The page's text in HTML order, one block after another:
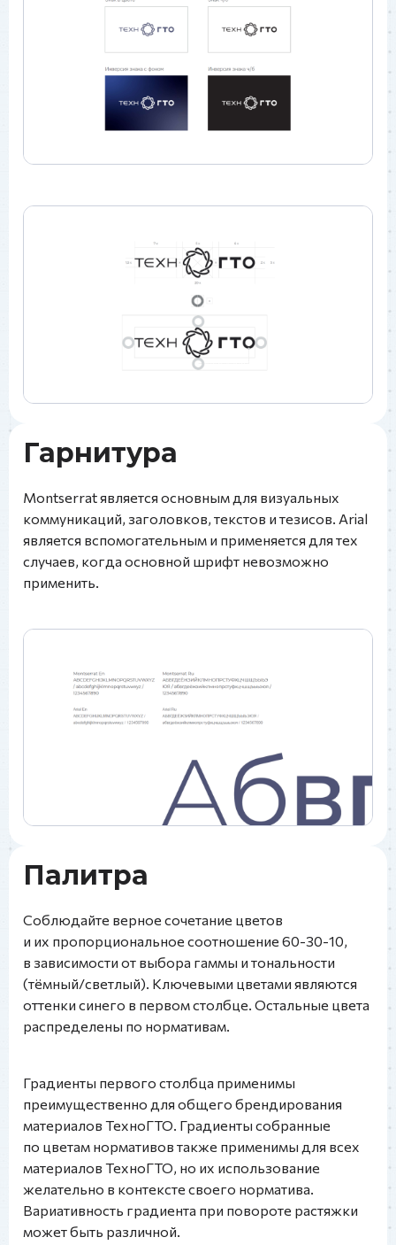
Гарнитура
Montserrat является основным для визуальных
коммуникаций, заголовков, текстов и тезисов. Arial
является вспомогательным и применяется для тех
случаев, когда основной шрифт невозможно
применить.
Палитра
Соблюдайте верное сочетание цветов
и их пропорциональное соотношение 60-30-10,
в зависимости от выбора гаммы и тональности
(тёмный/светлый). Ключевыми цветами являются
оттенки синего в первом столбце. Остальные цвета
распределены по нормативам.
Градиенты первого столбца применимы
преимущественно для общего брендирования
материалов ТехноГТО. Градиенты собранные
по цветам нормативов также применимы для всех
материалов ТехноГТО, но их использование
желательно в контексте своего норматива.
Вариативность градиента при повороте растяжки
может быть различной.